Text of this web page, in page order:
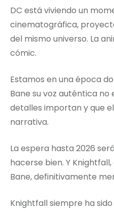
DC está viviendo un
cinematográfica,
del mismo universo. La
cómic.
Estamos en una época
Bane su voz auténtica
detalles importan y que
narrativa.
La espera hasta 2026
hacerse bien. Y
Bane, definitivamente
Knightfall siempre ha